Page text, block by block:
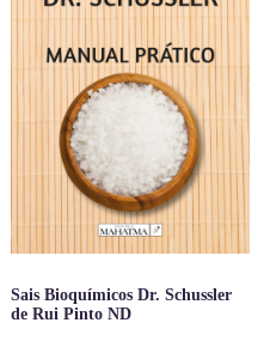
Sais Bioquímicos Dr. Schussler
de Rui Pinto ND